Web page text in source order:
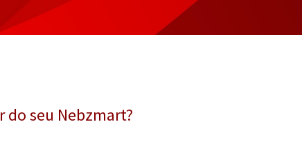
do seu Nebzmart?